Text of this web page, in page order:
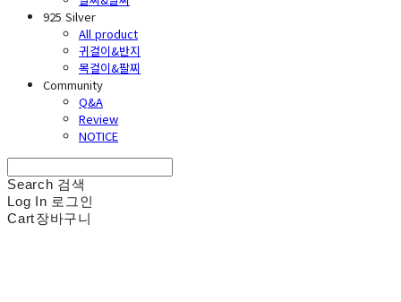
925 Silver
All product
귀걸이&반지
목걸이&팔찌
Community
Q&A
Review
NOTICE
Search 검색
Log In 로그인
Cart장바구니